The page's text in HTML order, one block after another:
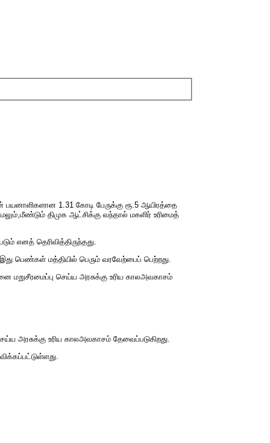
பயனாளிகளான 1.31 கோடி பேருக்கு ரூ.5 ஆயிரத்தை
திமுக ஆட்சிக்கு வந்தால் மகளிர் உரிமைத்
எனத் தெரிவித்திருந்தது.
பெண்கள் மத்தியில் பெரும் வரவேற்பைப் பெற்றது.
செய்ய அரசுக்கு உரிய காலஅவகாசம்
அரசுக்கு உரிய காலஅவகாசம் தேவைப்படுகிறது.